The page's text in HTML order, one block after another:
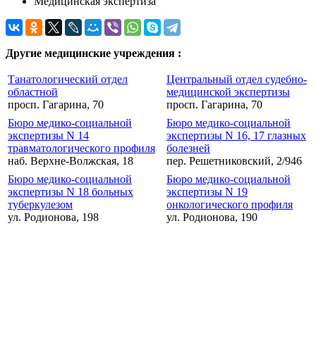
Другие медицинские учреждения :
Танатологический отдел
областной
просп. Гагарина, 70
Центральный отдел судебно-
медицинской экспертизы
просп. Гагарина, 70
Бюро медико-социальной
экспертизы N 14
травматологического профиля
наб. Верхне-Волжская, 18
Бюро медико-социальной
экспертизы N 16, 17 глазных
болезней
пер. Решетниковский, 2/946
Бюро медико-социальной
экспертизы N 18 больных
туберкулезом
ул. Родионова, 198
Бюро медико-социальной
экспертизы N 19
онкологического профиля
ул. Родионова, 190